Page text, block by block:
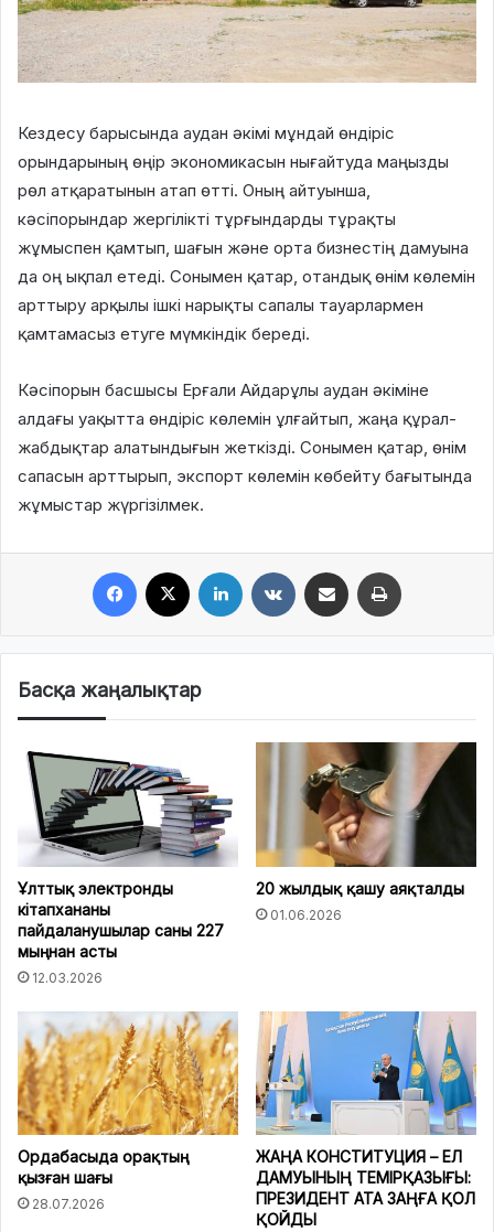
Кездесу барысында аудан әкімі мұндай өндіріс
орындарының өңір экономикасын нығайтуда маңызды
рөл атқаратынын атап өтті. Оның айтуынша,
кәсіпорындар жергілікті тұрғындарды тұрақты
жұмыспен қамтып, шағын және орта бизнестің дамуына
да оң ықпал етеді. Сонымен қатар, отандық өнім көлемін
арттыру арқылы ішкі нарықты сапалы тауарлармен
қамтамасыз етуге мүмкіндік береді.
Кәсіпорын басшысы Ерғали Айдарұлы аудан әкіміне
алдағы уақытта өндіріс көлемін ұлғайтып, жаңа құрал-
жабдықтар алатындығын жеткізді. Сонымен қатар, өнім
сапасын арттырып, экспорт көлемін көбейту бағытында
жұмыстар жүргізілмек.
Басқа жаңалықтар
Ұлттық электронды
кітапхананы
пайдаланушылар саны 227
мыңнан асты
12.03.2026
20 жылдық қашу аяқталды
01.06.2026
Ордабасыда орақтың
қызған шағы
28.07.2026
ЖАҢА КОНСТИТУЦИЯ – ЕЛ
ДАМУЫНЫҢ ТЕМІРҚАЗЫҒЫ:
ПРЕЗИДЕНТ АТА ЗАҢҒА ҚОЛ
ҚОЙДЫ